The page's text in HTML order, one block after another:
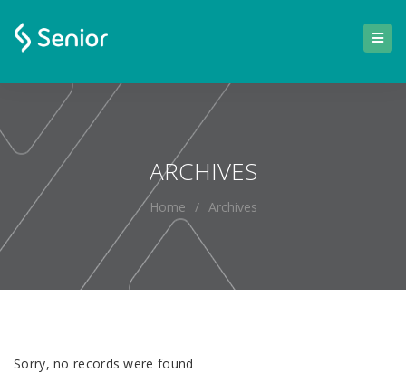
ARCHIVES
Home / Archives
Sorry, no records were found